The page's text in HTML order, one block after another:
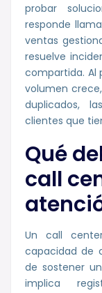
probar
responde
ventas
resuelve
compartida. Al
volumen
duplicados,
clientes que
Qué
call
Un call
capacidad de
de sostener
implica